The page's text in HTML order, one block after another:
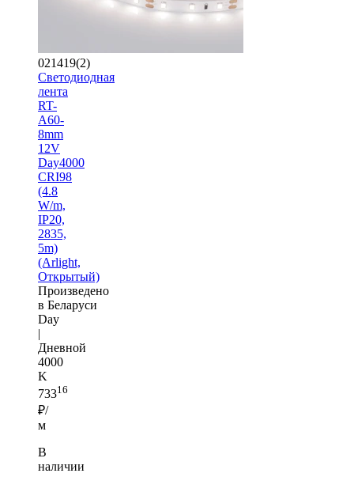
021419(2)
Светодиодная
лента
RT-
A60-
8mm
12V
Day4000
CRI98
(4.8
W/m,
IP20,
2835,
5m)
(Arlight,
Открытый)
Произведено
в Беларуси
Day
|
Дневной
4000
K
73316
₽/
м
В
наличии